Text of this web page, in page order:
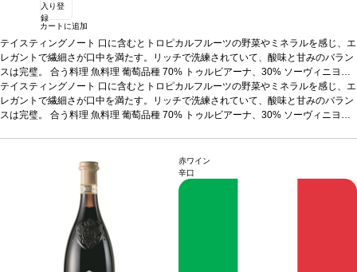
入り登
録
カートに追加
テイスティングノート 口に含むとトロピカルフルーツの野菜やミネラルを感じ、エ
レガントで繊細さが口中を満たす。リッチで洗練されていて、酸味と甘みのバラン
スは完璧。 合う料理 魚料理 葡萄品種 70% トゥルビアーナ、30% ソーヴィニヨ
ン・ブラン*本ヴィンテージが在庫切れの場合、在庫があり価格が同様の場合は自
動的に次のヴィンテージに変更されます、ご了承ください。
テイスティングノート 口に含むとトロピカルフルーツの野菜やミネラルを感じ、エ
レガントで繊細さが口中を満たす。リッチで洗練されていて、酸味と甘みのバラン
スは完璧。 合う料理 魚料理 葡萄品種 70% トゥルビアーナ、30% ソーヴィニヨ
赤ワイン
辛口